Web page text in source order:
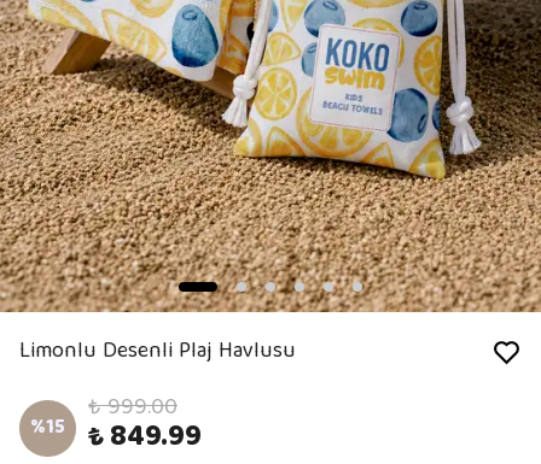
Limonlu Desenli Plaj Havlusu
%15 ₺ 999.00
₺ 849.99